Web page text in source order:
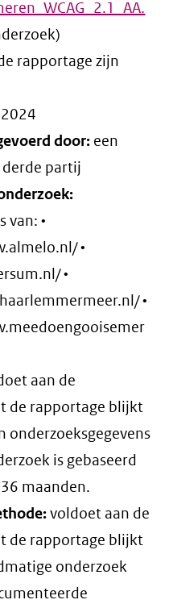
rapportage zijn
door: een
partij
van: •
•
•
•
aan de
de rapportage blijkt
onderzoeksgegevens
is gebaseerd
maanden.
voldoet aan de
de rapportage blijkt
onderzoek